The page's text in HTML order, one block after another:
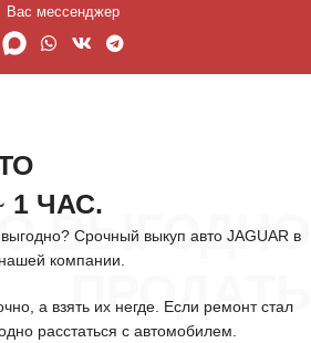
Вас мессенджер
ВЫГОДНО
ПРОДАТЬ
1 ЧАС.
Срочный выкуп авто JAGUAR в
компании.
а взять их негде. Если ремонт стал
расстаться с автомобилем.